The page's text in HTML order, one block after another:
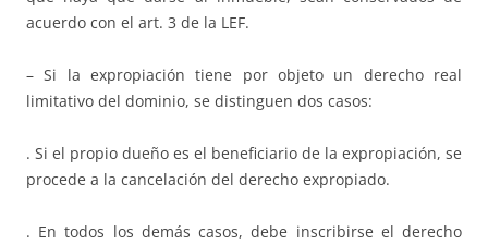
acuerdo con el art. 3 de la LEF.
– Si la expropiación tiene por objeto un derecho real
limitativo del dominio, se distinguen dos casos:
. Si el propio dueño es el beneficiario de la expropiación, se
procede a la cancelación del derecho expropiado.
. En todos los demás casos, debe inscribirse el derecho